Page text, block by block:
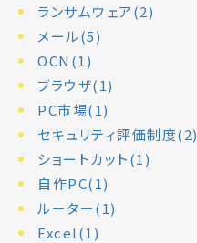
ランサムウェア(2)
メール(5)
OCN(1)
ブラウザ(1)
PC市場(1)
セキュリティ評価制度(2)
ショートカット(1)
自作PC(1)
ルーター(1)
Excel(1)